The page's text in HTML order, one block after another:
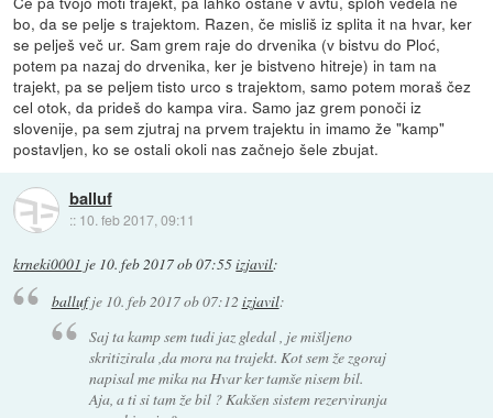
bo, da se pelje s trajektom. Razen, če misliš iz splita it na hvar, ker
se pelješ več ur. Sam grem raje do drvenika (v bistvu do Ploć,
potem pa nazaj do drvenika, ker je bistveno hitreje) in tam na
trajekt, pa se peljem tisto urco s trajektom, samo potem moraš čez
cel otok, da prideš do kampa vira. Samo jaz grem ponoči iz
slovenije, pa sem zjutraj na prvem trajektu in imamo že "kamp"
postavljen, ko se ostali okoli nas začnejo šele zbujat.
balluf
:: 10. feb 2017, 09:11
krneki0001 je 10. feb 2017 ob 07:55izjavil:
ballufje 10. feb 2017 ob 07:12 izjavil:
Saj ta kamp sem tudi jaz gledal , je mišljeno
skritizirala ,da mora na trajekt. Kot sem že zgoraj
napisal me mika na Hvar ker tamše nisem bil.
Aja, a ti si tam že bil ? Kakšen sistem rezerviranja